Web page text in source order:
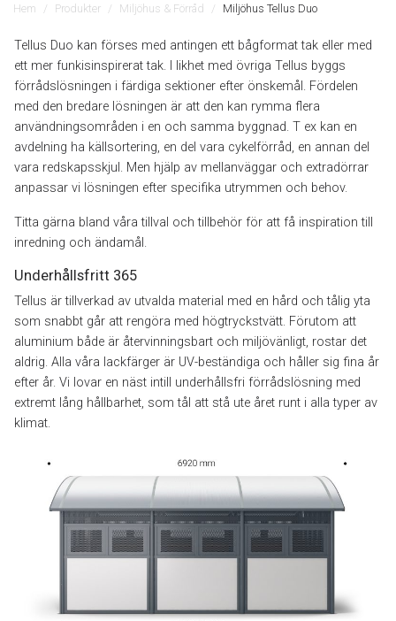
Hem Produkter Miljöhus & Förråd Miljöhus Tellus Duo
Tellus Duo kan förses med antingen ett bågformat tak eller med
ett mer funkisinspirerat tak. I likhet med övriga Tellus byggs
förrådslösningen i färdiga sektioner efter önskemål. Fördelen
med den bredare lösningen är att den kan rymma flera
användningsområden i en och samma byggnad. T ex kan en
avdelning ha källsortering, en del vara cykelförråd, en annan del
vara redskapsskjul. Men hjälp av mellanväggar och extradörrar
anpassar vi lösningen efter specifika utrymmen och behov.
Titta gärna bland våra tillval och tillbehör för att få inspiration till
inredning och ändamål.
Underhållsfritt 365
Tellus är tillverkad av utvalda material med en hård och tålig yta
som snabbt går att rengöra med högtryckstvätt. Förutom att
aluminium både är återvinningsbart och miljövänligt, rostar det
aldrig. Alla våra lackfärger är UV-beständiga och håller sig fina år
efter år. Vi lovar en näst intill underhållsfri förrådslösning med
extremt lång hållbarhet, som tål att stå ute året runt i alla typer av
klimat.